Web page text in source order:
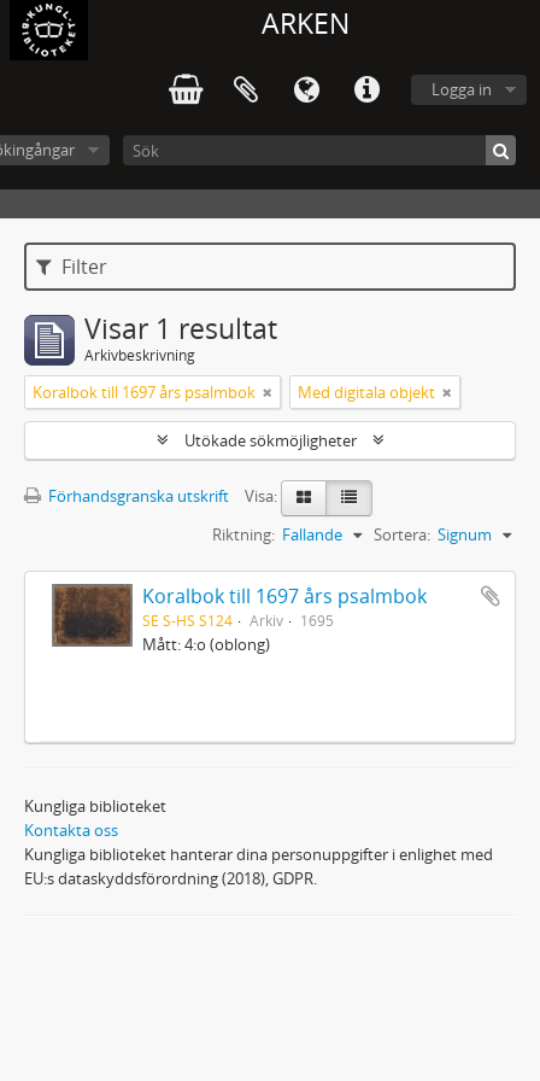
ARKEN
Logga in
Filter
Visar 1 resultat
Arkivbeskrivning
Koralbok till 1697 års psalmbok Med digitala objekt
Utökade sökmöjligheter
Förhandsgranska utskrift
Visa:
Sortera: Signum
Riktning: Fallande
Koralbok till 1697 års psalmbok
SE S-HS S124 Arkiv 1695
Mått: 4:o (oblong)
Kungliga biblioteket
Kontakta oss
Kungliga biblioteket hanterar dina personuppgifter i enlighet med
EU:s dataskyddsförordning (2018), GDPR.